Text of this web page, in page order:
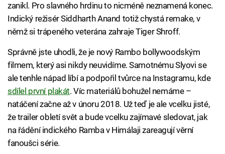
zanikl. Pro slavného hrdinu to nicméně neznamená konec.
Indický režisér Siddharth Anand totiž chystá remake, v
němž si trápeného veterána zahraje Tiger Shroff.
Správně jste uhodli, že je nový Rambo bollywoodským
filmem, který asi nikdy neuvidíme. Samotnému Slyovi se
ale tenhle nápad líbí a podpořil tvůrce na Instagramu, kde
sdílel první plakát. Víc materiálů bohužel nemáme –
natáčení začne až v únoru 2018. Už teď je ale vcelku jisté,
že trailer obletí svět a bude vcelku zajímavé sledovat, jak
na řádění indického Ramba v Himálaji zareagují věrní
fanoušci série.